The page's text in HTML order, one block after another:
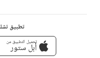
تطبيق
تحميل التطبيق من
أبل ستور